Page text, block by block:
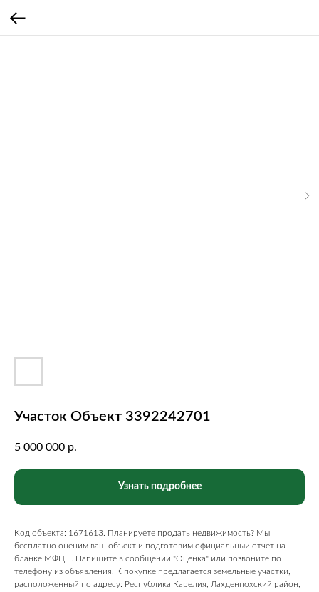
Участок Объект 3392242701
5 000 000 р.
Узнать подробнее
Код объекта: 1671613. Планируете продать недвижимость? Мы
бесплатно оценим ваш объект и подготовим официальный отчёт на
бланке МФЦН. Напишите в сообщении "Оценка" или позвоните по
телефону из объявления. К покупке предлагается земельные участки,
расположенный по адресу: Республика Карелия, Лахденпохский район,